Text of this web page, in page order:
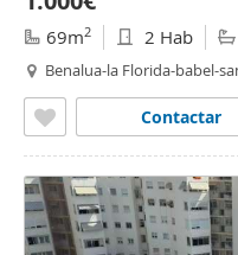
69m2 2 Hab
Benalua-la Florida-babel-
Contactar